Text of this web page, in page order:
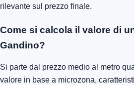
rilevante sul prezzo finale.
Come si calcola il valore di
Gandino?
Si parte dal prezzo medio al metro
valore in base a microzona,